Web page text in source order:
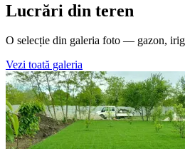
Lucrări din teren
O selecție din galeria foto — gazon,
Vezi toată galeria